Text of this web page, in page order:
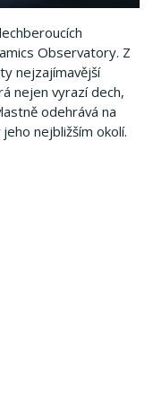
Observatory. Z
nejzajímavější
nejen vyrazí dech,
odehrává na
nejbližším okolí.